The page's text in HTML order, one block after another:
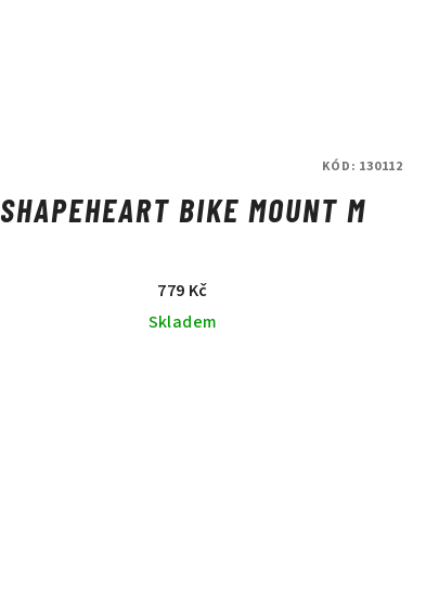
SHAPEHEART BIKE MOUNT M
779 Kč
Skladem
KÓD: 130112